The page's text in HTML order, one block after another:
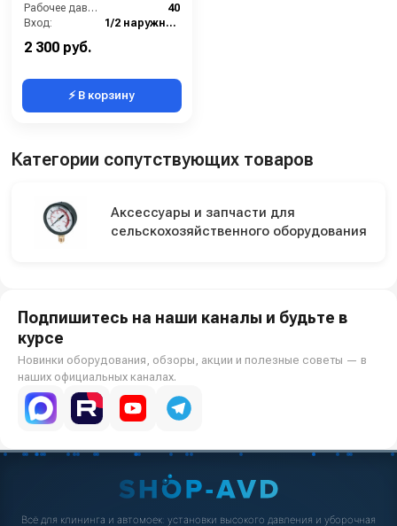
Рабочее давление (бар):
40
Вход:
1/2 наружняя резьба
2 300 руб.
⚡ В корзину
Категории сопутствующих товаров
Аксессуары и запчасти для
сельскохозяйственного оборудования
Подпишитесь на наши каналы и будьте в
курсе
Новинки оборудования, обзоры, акции и полезные советы — в
наших официальных каналах.
Всё для клининга и автомоек: установки высокого давления и уборочная